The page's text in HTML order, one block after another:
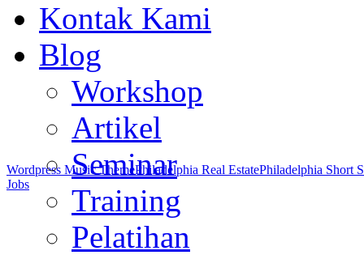
Kontak Kami
Blog
Workshop
Artikel
Seminar
Training
Pelatihan
Wordpress Music ThemePhiladelphia Real EstatePhiladelphia Short
Jobs